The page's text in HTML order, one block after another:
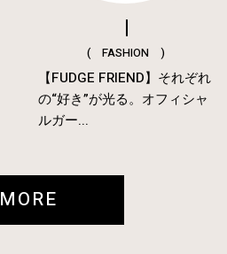
( FASHION )
【FUDGE FRIEND】それぞれ
の“好き”が光る。オフィシャ
ルガー...
MORE